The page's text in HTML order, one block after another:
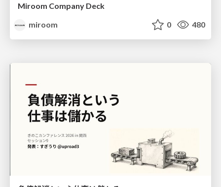
Miroom Company Deck
miroom
0 480